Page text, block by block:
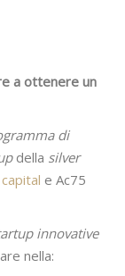
a ottenere un
di
della silver
e Ac75
innovative
nella: